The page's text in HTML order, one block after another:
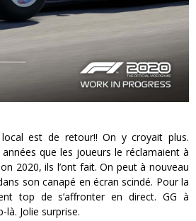
est de retour!! On y croyait plus.
que les joueurs le réclamaient à
2020, ils l’ont fait. On peut à nouveau
son canapé en écran scindé. Pour la
top de s’affronter en direct. GG à
là. Jolie surprise.